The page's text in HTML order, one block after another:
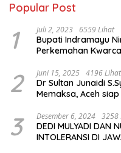
Popular Post
1 Juli 2, 2023 6559 Lihat
Bupati Indramayu
Perkemahan
2 Juni 15, 2025 4196 Lihat
Dr Sultan Junaidi
Memaksa, Aceh
3 Desember 6, 2024 3258
DEDI MULYADI DAN
INTOLERANSI DI